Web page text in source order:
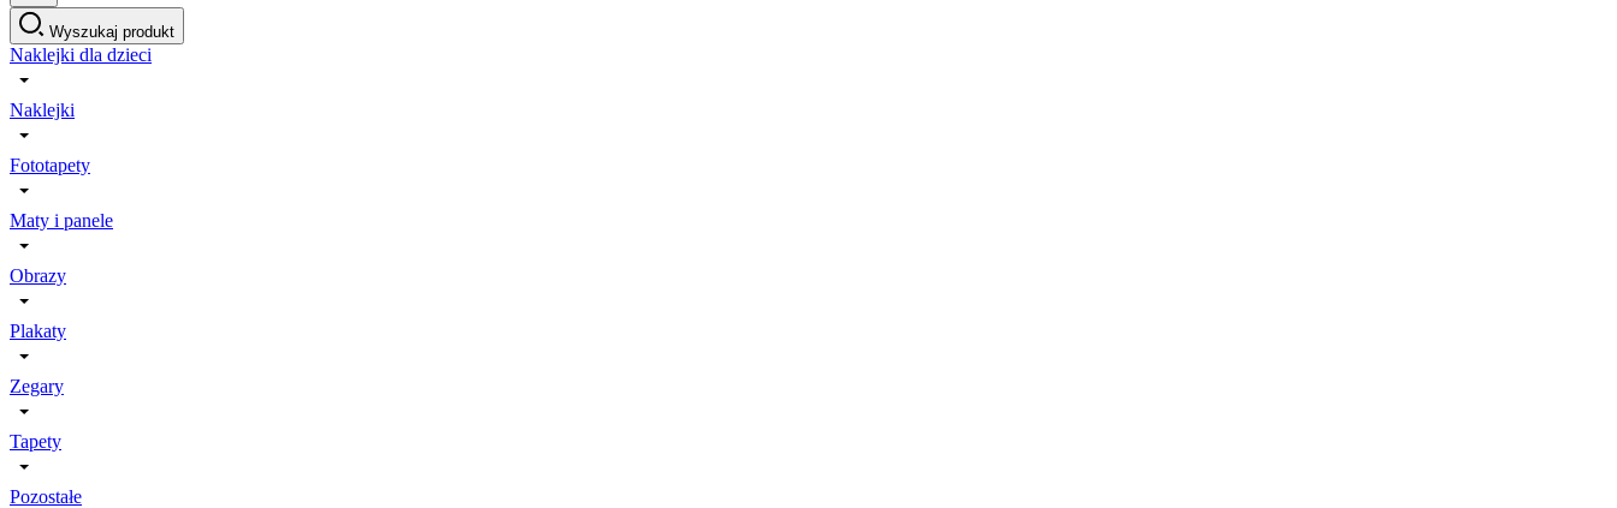
Wyszukaj produkt
Naklejki dla dzieci
Naklejki
Fototapety
Maty i panele
Obrazy
Plakaty
Zegary
Tapety
Pozostałe